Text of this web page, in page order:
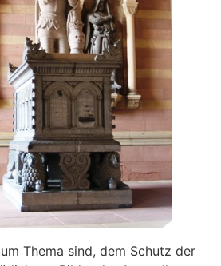
Thema sind, dem Schutz der